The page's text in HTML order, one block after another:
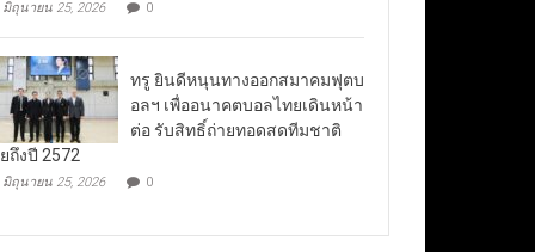
มิถุนายน 25, 2026 0
ทรู ยินดีหนุนทางออกสมาคมฟุตบ
อลฯ เพื่ออนาคตบอลไทยเดินหน้า
ต่อ รับสิทธิ์ถ่ายทอดสดทีมชาติ
ถึงปี 2572
มิถุนายน 25, 2026 0